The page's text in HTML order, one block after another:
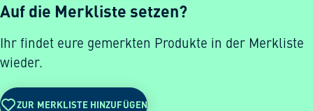
Auf die Merkliste setzen?
Ihr findet eure gemerkten Produkte in der Merkliste
wieder.
ZUR MERKLISTE HINZUFÜGEN